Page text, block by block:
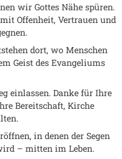
wir Gottes Nähe spüren.
Offenheit, Vertrauen und
dort, wo Menschen
Geist des Evangeliums
einlassen. Danke für Ihre
Bereitschaft, Kirche
in denen der Segen
– mitten im Leben.